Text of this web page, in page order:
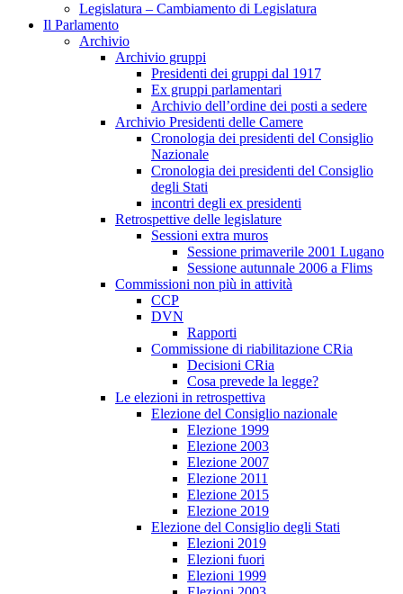
Legislatura – Cambiamento di Legislatura
Il Parlamento
Archivio
Archivio gruppi
Presidenti dei gruppi dal 1917
Ex gruppi parlamentari
Archivio dell’ordine dei posti a sedere
Archivio Presidenti delle Camere
Cronologia dei presidenti del Consiglio
Nazionale
Cronologia dei presidenti del Consiglio
degli Stati
incontri degli ex presidenti
Retrospettive delle legislature
Sessioni extra muros
Sessione primaverile 2001 Lugano
Sessione autunnale 2006 a Flims
Commissioni non più in attività
CCP
DVN
Rapporti
Commissione di riabilitazione CRia
Decisioni CRia
Cosa prevede la legge?
Le elezioni in retrospettiva
Elezione del Consiglio nazionale
Elezione 1999
Elezione 2003
Elezione 2007
Elezione 2011
Elezione 2015
Elezione 2019
Elezione del Consiglio degli Stati
Elezioni 2019
Elezioni fuori
Elezioni 1999